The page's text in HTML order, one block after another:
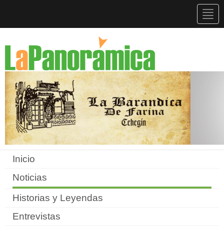
Inicio
Noticias
Historias y Leyendas
Entrevistas